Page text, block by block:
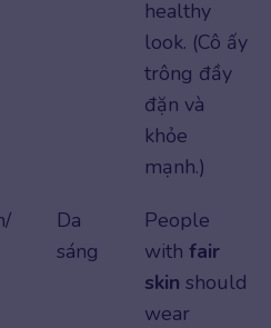
healthy
look. (Cô ấy
trông đầy
đặn và
khỏe
mạnh.)
Da
sáng
People
with fair
skin should
wear